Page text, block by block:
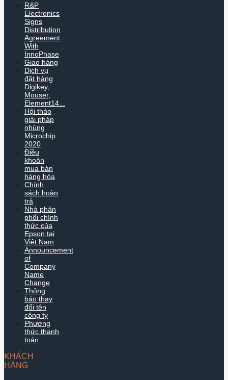
R&P
Electronics
Signs
Distribution
Agreement
With
InnoPhase
Giao hàng
Dịch vụ
đặt hàng
Digikey,
Mouser,
Element14...
Hội thảo
giải pháp
nhúng
Microchip
2020
Điều
khoản
mua bán
hàng hóa
Chính
sách hoàn
trả
Nhà phân
phối chính
thức của
Epson tại
Việt Nam
Announcement
of
Company
Name
Change
Thông
báo thay
đổi tên
công ty
Phương
thức thanh
toán
KHÁCH
HÀNG